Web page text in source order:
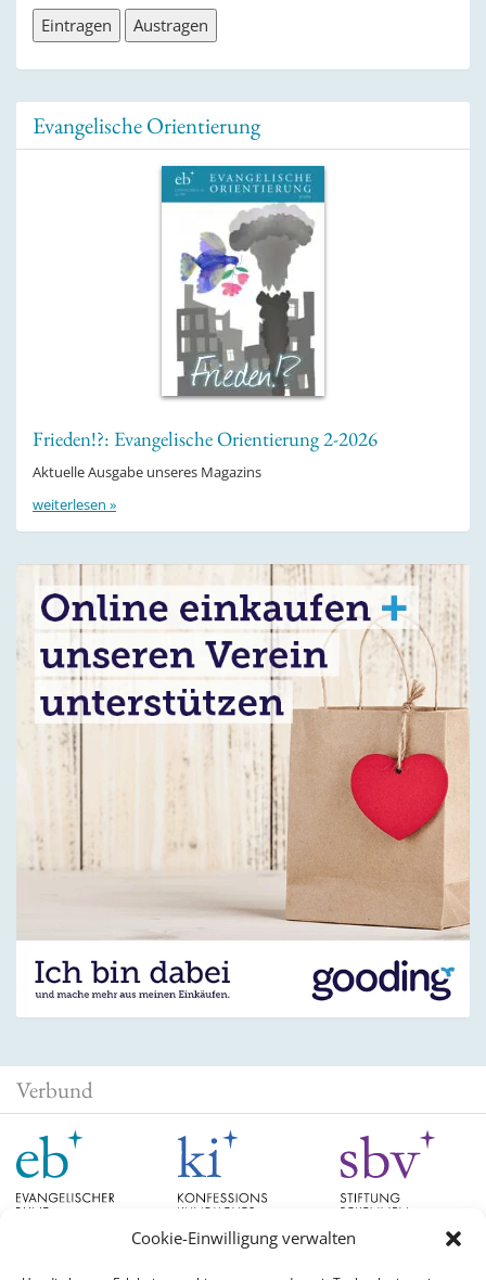
Cookie-Einwilligung verwalten
Evangelische Orientierung
Frieden!?: Evangelische Orientierung 2-2026
Aktuelle Ausgabe unseres Magazins
weiterlesen »
Verbund